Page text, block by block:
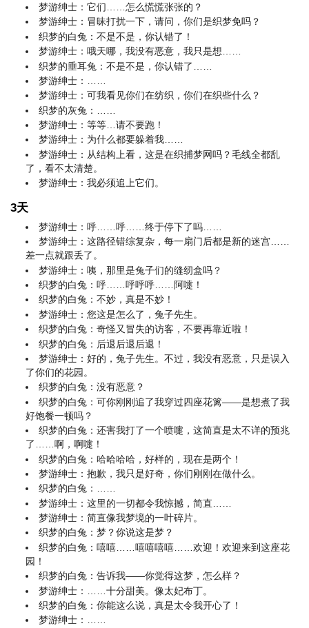
梦游绅士：它们……怎么慌慌张张的？
梦游绅士：冒昧打扰一下，请问，你们是织梦免吗？
织梦的白兔：不是不是，你认错了！
梦游绅士：哦天哪，我没有恶意，我只是想……
织梦的垂耳兔：不是不是，你认错了……
梦游绅士：……
梦游绅士：可我看见你们在纺织，你们在织些什么？
织梦的灰兔：……
梦游绅士：等等…请不要跑！
梦游绅士：为什么都要躲着我……
梦游绅士：从结构上看，这是在织捕梦网吗？毛线全都乱
了，看不太清楚。
梦游绅士：我必须追上它们。
3天
梦游绅士：呼……呼……终于停下了吗……
梦游绅士：这路径错综复杂，每一扇门后都是新的迷宫……
差一点就跟丢了。
梦游绅士：咦，那里是兔子们的缝纫盒吗？
织梦的白兔：呼……呼呼呼……阿嚏！
织梦的白兔：不妙，真是不妙！
梦游绅士：您这是怎么了，兔子先生。
织梦的白兔：奇怪又冒失的访客，不要再靠近啦！
织梦的白兔：后退后退后退！
梦游绅士：好的，兔子先生。不过，我没有恶意，只是误入
了你们的花园。
织梦的白兔：没有恶意？
织梦的白兔：可你刚刚追了我穿过四座花篱——是想煮了我
好饱餐一顿吗？
织梦的白兔：还害我打了一个喷嚏，这简直是太不详的预兆
了……啊，啊嚏！
织梦的白兔：哈哈哈哈，好样的，现在是两个！
梦游绅士：抱歉，我只是好奇，你们刚刚在做什么。
织梦的白兔：……
梦游绅士：这里的一切都令我惊撼，简直……
梦游绅士：简直像我梦境的一叶碎片。
织梦的白兔：梦？你说这是梦？
织梦的白兔：嘻嘻……嘻嘻嘻嘻……欢迎！欢迎来到这座花
园！
织梦的白兔：告诉我——你觉得这梦，怎么样？
梦游绅士：……十分甜美。像太妃布丁。
织梦的白兔：你能这么说，真是太令我开心了！
梦游绅士：……